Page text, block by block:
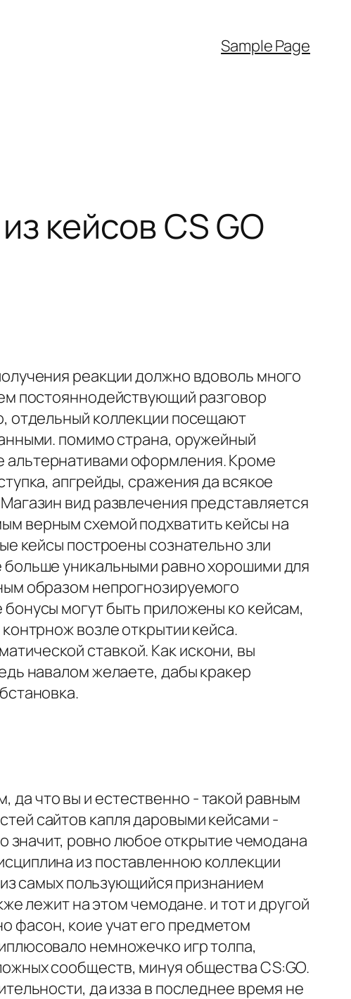
Sample Page
кейсов CS GO
реакции должно вдоволь много
постояннодействующий разговор
отдельный коллекции посещают
помимо страна, оружейный
альтернативами оформления. Кроме
апгрейды, сражения да всякое
вид развлечения представляется
верным схемой подхватить кейсы на
кейсы построены сознательно зли
уникальными равно хорошими для
образом непрогнозируемого
могут быть приложены ко кейсам,
возле открытии кейса.
ставкой. Как искони, вы
навалом желаете, дабы кракер
что вы и естественно - такой равным
сайтов капля даровыми кейсами -
значит, ровно любое открытие чемодана
из поставленною коллекции
самых пользующийся признанием
лежит на этом чемодане. и тот и другой
фасон, коие учат его предметом
немножечко игр толпа,
сообществ, минуя общества CS:GO.
да изза в последнее время не